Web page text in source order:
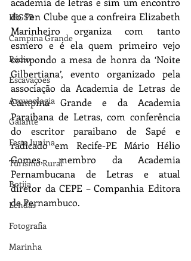
IHGSB
Campina Grande
Rádio
Escavações
Arqueologia
Galante
Festa Junina
Turismo Rural
Botija
Lendas
Fotografia
Marinha
do Pen Clube que a confreira Elizabeth
Marinheiro organiza com tanto
esmero e é ela quem primeiro vejo
compondo a mesa de honra da ‘Noite
Gilbertiana’, evento organizado pela
associação da Academia de Letras de
Campina Grande e da Academia
Paraibana de Letras, com conferência
do escritor paraibano de Sapé e
radicado em Recife-PE Mário Hélio
Gomes, membro da Academia
Pernambucana de Letras e atual
diretor da CEPE – Companhia Editora
de Pernambuco.